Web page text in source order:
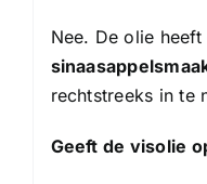
Nee. De olie heeft
rechtstreeks in te
Geeft de visolie